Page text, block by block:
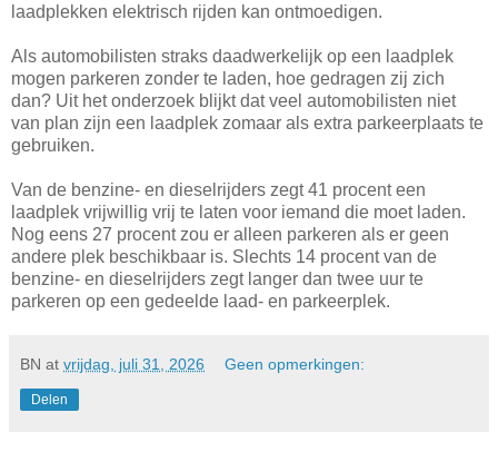
laadplekken elektrisch rijden kan ontmoedigen.
Als automobilisten straks daadwerkelijk op een laadplek
mogen parkeren zonder te laden, hoe gedragen zij zich
dan? Uit het onderzoek blijkt dat veel automobilisten niet
van plan zijn een laadplek zomaar als extra parkeerplaats te
gebruiken.
Van de benzine- en dieselrijders zegt 41 procent een
laadplek vrijwillig vrij te laten voor iemand die moet laden.
Nog eens 27 procent zou er alleen parkeren als er geen
andere plek beschikbaar is. Slechts 14 procent van de
benzine- en dieselrijders zegt langer dan twee uur te
parkeren op een gedeelde laad- en parkeerplek.
BN at vrijdag, juli 31, 2026 Geen opmerkingen:
Delen